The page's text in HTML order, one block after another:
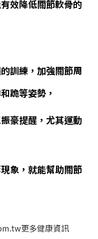
效降低關節軟骨的
訓練，加強關節周
跪等姿勢，
豪提醒，尤其運動
象，就能幫助關節
更多健康資訊